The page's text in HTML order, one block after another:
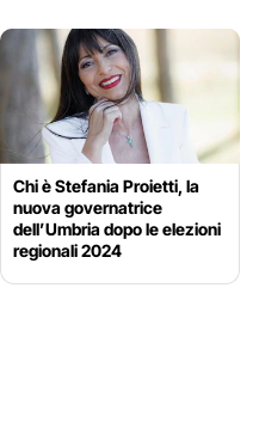
Chi è Stefania Proietti, la
nuova governatrice
dell’Umbria dopo le elezioni
regionali 2024